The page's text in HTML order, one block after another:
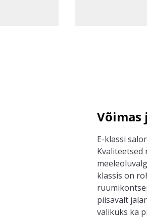
Võimas
E-klassi
Kvaliteetsed
klassis on
piisavalt
valikuks ka